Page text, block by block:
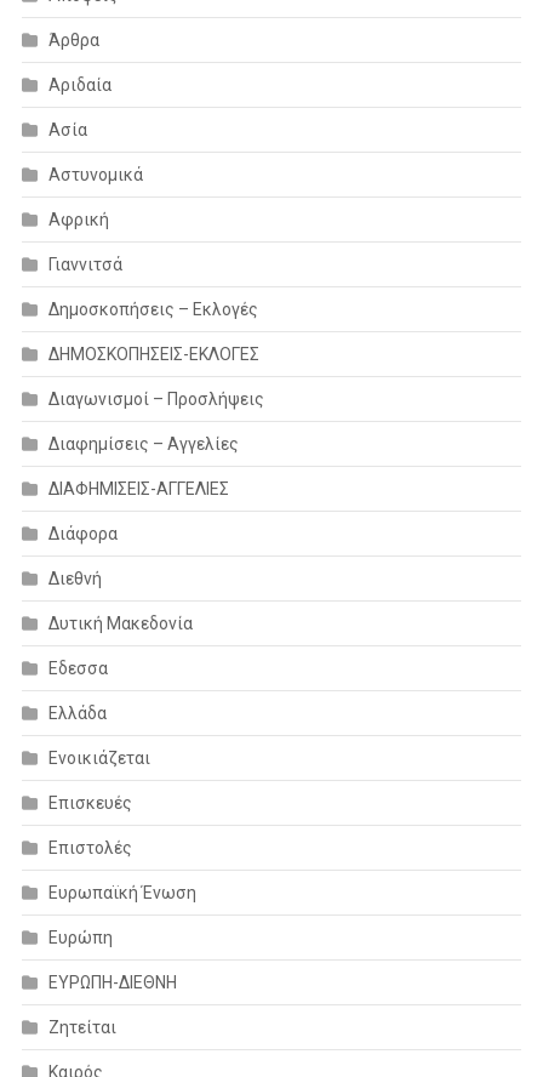
Άρθρα
Αριδαία
Ασία
Αστυνομικά
Αφρική
Γιαννιτσά
Δημοσκοπήσεις – Εκλογές
ΔΗΜΟΣΚΟΠΗΣΕΙΣ-ΕΚΛΟΓΕΣ
Διαγωνισμοί – Προσλήψεις
Διαφημίσεις – Αγγελίες
ΔΙΑΦΗΜΙΣΕΙΣ-ΑΓΓΕΛΙΕΣ
Διάφορα
Διεθνή
Δυτική Μακεδονία
Εδεσσα
Ελλάδα
Ενοικιάζεται
Επισκευές
Επιστολές
Ευρωπαϊκή Ένωση
Ευρώπη
ΕΥΡΩΠΗ-ΔΙΕΘΝΗ
Ζητείται
Καιρός